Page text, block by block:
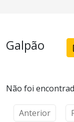
Galpão
Não foi
Anterior